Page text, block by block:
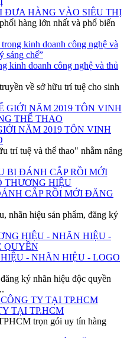
HÀNG VÀO SIÊU THỊ
hàng lớn nhất và phổ biến
kinh doanh công nghệ và thủ
về sở hữu trí tuệ cho sinh
NĂM 2019 TÔN VINH
trí tuệ và thể thao" nhằm nâng
CẮP RỒI MỚI ĐĂNG
nhãn hiệu sản phẩm, đăng ký
- NHÃN HIỆU - LOGO
ký nhãn hiệu độc quyền
TẠI TP.HCM
trọn gói uy tín hàng